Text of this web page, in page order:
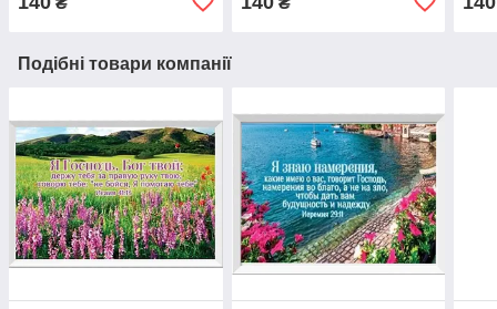
Подібні товари компанії